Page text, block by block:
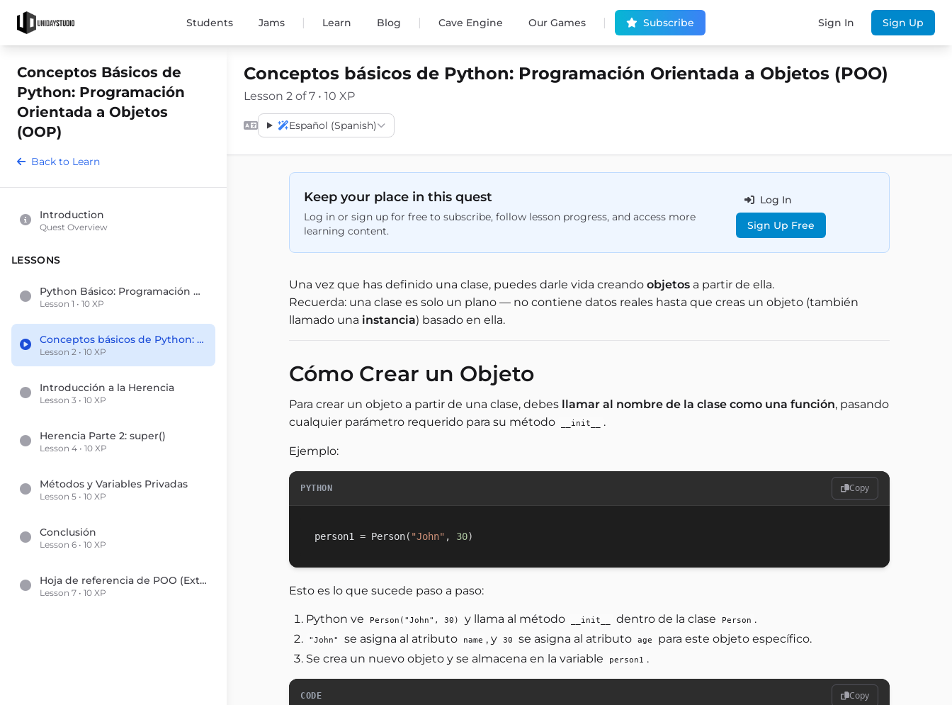
Students Jams | Learn Blog | Cave Engine Our Games | Subscribe Sign In Sign Up
Conceptos Básicos de
Python: Programación
Orientada a Objetos
(OOP)
Back to Learn
Introduction
Quest Overview
LESSONS
Python Básico: Programación Orientada a Objetos (POO)
Lesson 1 • 10 XP
Conceptos básicos de Python: Programación Orientada a Objetos (POO)
Lesson 2 • 10 XP
Introducción a la Herencia
Lesson 3 • 10 XP
Herencia Parte 2: super()
Lesson 4 • 10 XP
Métodos y Variables Privadas
Lesson 5 • 10 XP
Conclusión
Lesson 6 • 10 XP
Hoja de referencia de POO (Extra)
Lesson 7 • 10 XP
Conceptos básicos de Python: Programación Orientada a Objetos (POO)
Lesson 2 of 7 • 10 XP
Español (Spanish)
Keep your place in this quest
Log in or sign up for free to subscribe, follow lesson progress, and access more
learning content.
Log In
Sign Up Free
Una vez que has definido una clase, puedes darle vida creando objetos a partir de ella.
Recuerda: una clase es solo un plano — no contiene datos reales hasta que creas un objeto (también
llamado una instancia) basado en ella.
Cómo Crear un Objeto
Para crear un objeto a partir de una clase, debes llamar al nombre de la clase como una función, pasando
cualquier parámetro requerido para su método
__init__ .
Ejemplo:
PYTHON Copy
person1 = Person( "John" , 30)
Esto es lo que sucede paso a paso:
Python ve Person("John", 30) y llama al método __init__ dentro de la clase Person .
"John" se asigna al atributo name , y 30 se asigna al atributo age
para este objeto específico.
Se crea un nuevo objeto y se almacena en la variable
person1 .
CODE Copy